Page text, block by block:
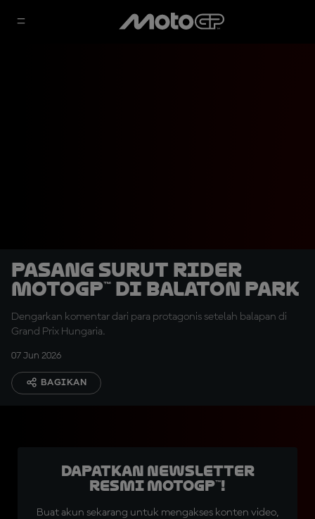
Pasang Surut Rider
MotoGP™ di Balaton Park
Dengarkan komentar dari para protagonis setelah balapan di
Grand Prix Hungaria.
07 Jun 2026
BAGIKAN
Dapatkan Newsletter
Resmi MotoGP™!
Buat akun sekarang untuk mengakses konten video,